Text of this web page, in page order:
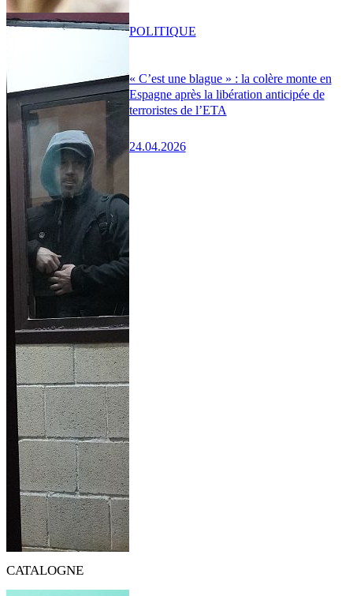
« C’est une blague » : la colère monte en
Espagne après la libération anticipée de
terroristes de l’ETA
24.04.2026
POLITIQUE
CATALOGNE